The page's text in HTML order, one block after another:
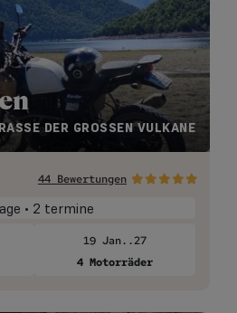
DER GROSSEN VULKANE
44 Bewertungen
• 2 termine
19 Jan..27
4 Motorräder